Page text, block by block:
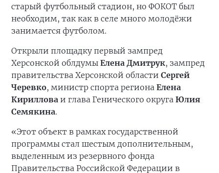
старый футбольный стадион, но ФОКОТ был
необходим, так как в селе много молодёжи
занимается футболом.
Открыли площадку первый зампред
Херсонской облдумы Елена Дмитрук, зампред
правительства Херсонской области Сергей
Черевко, министр спорта региона Елена
Кириллова и глава Генического округа Юлия
Семякина.
«Этот объект в рамках государственной
программы стал шестым дополнительным,
выделенным из резервного фонда
Правительства Российской Федерации в